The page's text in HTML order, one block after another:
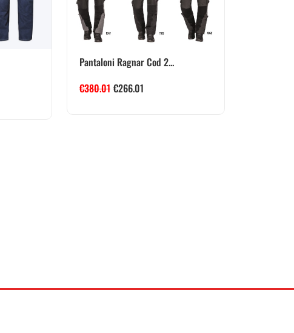
Pantaloni Ragnar Cod 2...
€380.01 €266.01